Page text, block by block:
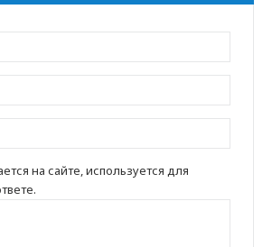
на сайте, используется для